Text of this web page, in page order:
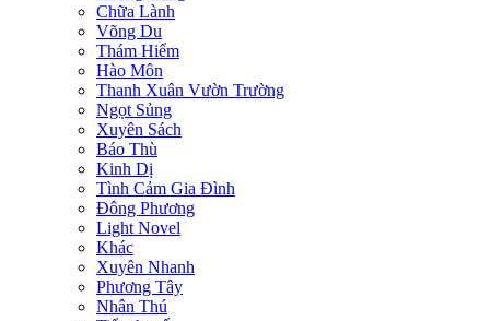
Chữa Lành
Võng Du
Thám Hiểm
Hào Môn
Thanh Xuân Vườn Trường
Ngọt Sủng
Xuyên Sách
Báo Thù
Kinh Dị
Tình Cảm Gia Đình
Đông Phương
Light Novel
Khác
Xuyên Nhanh
Phương Tây
Nhân Thú